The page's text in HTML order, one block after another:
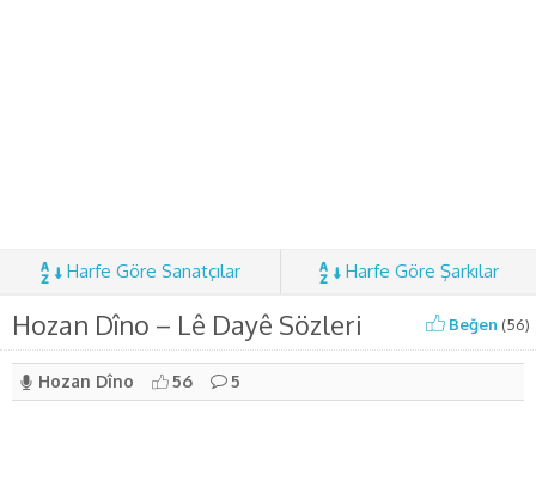
Harfe Göre Sanatçılar Harfe Göre Şarkılar
Hozan Dîno – Lê Dayê Sözleri Beğen (56)
Hozan Dîno 56 5